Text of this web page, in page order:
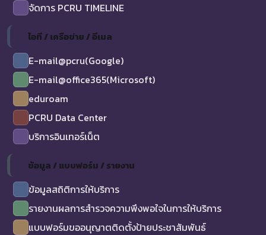
จัดการ PCRU TIMELINE
ไอที / เครือข่าย / อีเมล
E-mail@pcru(Google)
E-mail@office365(Microsoft)
eduroam
PCRU Data Center
บริการอินเทอร์เน็ต
ข้อมูล / แบบฟอร์ม / รายงาน
ข้อมูลสถิติการให้บริการ
รายงานผลการสำรวจความพึงพอใจในการให้บริการ
แบบฟอร์มขออนุญาตติดตั้งป้ายประชาสัมพันธ์